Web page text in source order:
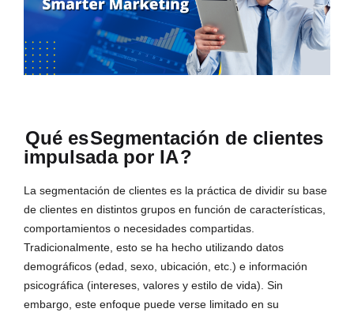
Qué esSegmentación de clientes
impulsada por IA?
La segmentación de clientes es la práctica de dividir su base
de clientes en distintos grupos en función de características,
comportamientos o necesidades compartidas.
Tradicionalmente, esto se ha hecho utilizando datos
demográficos (edad, sexo, ubicación, etc.) e información
psicográfica (intereses, valores y estilo de vida). Sin
embargo, este enfoque puede verse limitado en su